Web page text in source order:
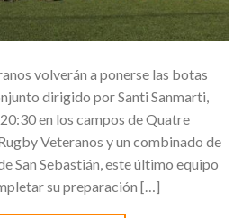
volverán a ponerse las botas
dirigido por Santi Sanmarti,
en los campos de Quatre
Veteranos y un combinado de
San Sebastián, este último equipo
su preparación […]